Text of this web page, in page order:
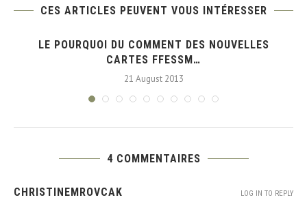
CES ARTICLES PEUVENT VOUS INTÉRESSER
LE POURQUOI DU COMMENT DES NOUVELLES
CARTES FFESSM…
21 August 2013
4 COMMENTAIRES
CHRISTINEMROVCAK LOG IN TO REPLY